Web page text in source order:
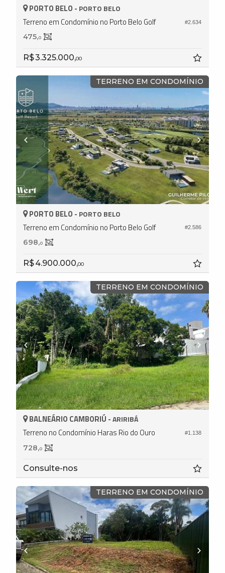
#2.634
PORTO BELO - PORTO BELO
Terreno em Condomínio no Porto Belo Golf
475,0
R$ 3.325.000,00
TERRENO EM CONDOMÍNIO
#2.586
PORTO BELO - PORTO BELO
Terreno em Condomínio no Porto Belo Golf
698,0
R$ 4.900.000,00
TERRENO EM CONDOMÍNIO
#1.138
BALNEÁRIO CAMBORIÚ -ARIRIBÁ
Terreno no Condomínio Haras Rio do Ouro
728,0
Consulte-nos
TERRENO EM CONDOMÍNIO